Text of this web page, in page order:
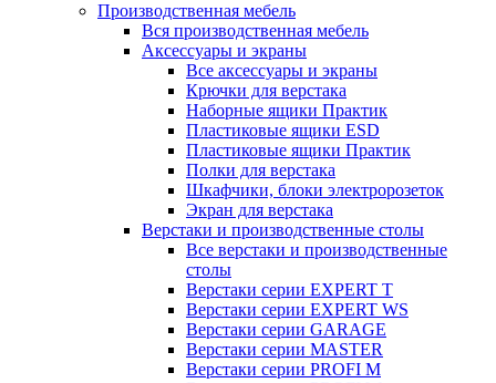
Производственная мебель
Вся производственная мебель
Аксессуары и экраны
Все аксессуары и экраны
Крючки для верстака
Наборные ящики Практик
Пластиковые ящики ESD
Пластиковые ящики Практик
Полки для верстака
Шкафчики, блоки электророзеток
Экран для верстака
Верстаки и производственные столы
Все верстаки и производственные
столы
Верстаки серии EXPERT T
Верстаки серии EXPERT WS
Верстаки серии GARAGE
Верстаки серии MASTER
Верстаки серии PROFI M